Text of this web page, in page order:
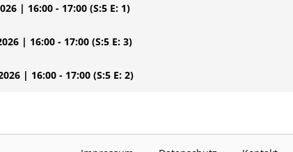
| 16:00 - 17:00 (S:5 E: 1)
| 16:00 - 17:00 (S:5 E: 3)
| 16:00 - 17:00 (S:5 E: 2)